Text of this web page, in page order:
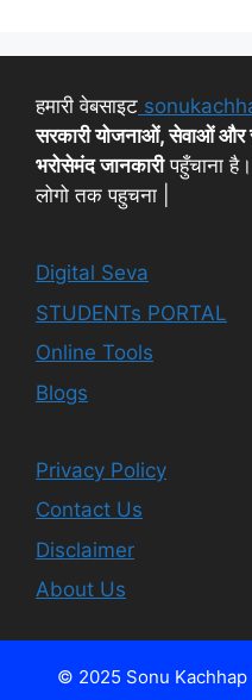
हमारी वेबसाइट
सरकारी योजनाओं, सेवाओं और
भरोसेमंद जानकारीपहुँचाना
लोगो तक पहुचना |
Digital Seva
STUDENTs PORTAL
Online Tools
Blogs
Privacy Policy
Contact Us
Disclaimer
About Us
© 2025 Sonu Kachhap